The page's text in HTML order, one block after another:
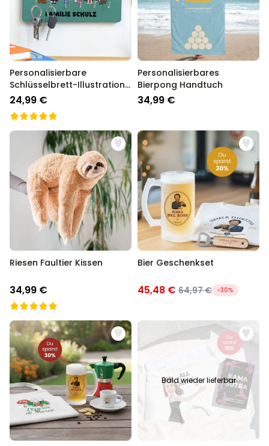
Personalisierbare
Schlüsselbrett-Illustration
Zeichentrick Familie
24,99 €
Personalisierbares
Bierpong Handtuch
34,99 €
Riesen Faultier Kissen
34,99 €
Bier Geschenkset
45,48 € 64,97 € -30%
Bald wieder lieferbar